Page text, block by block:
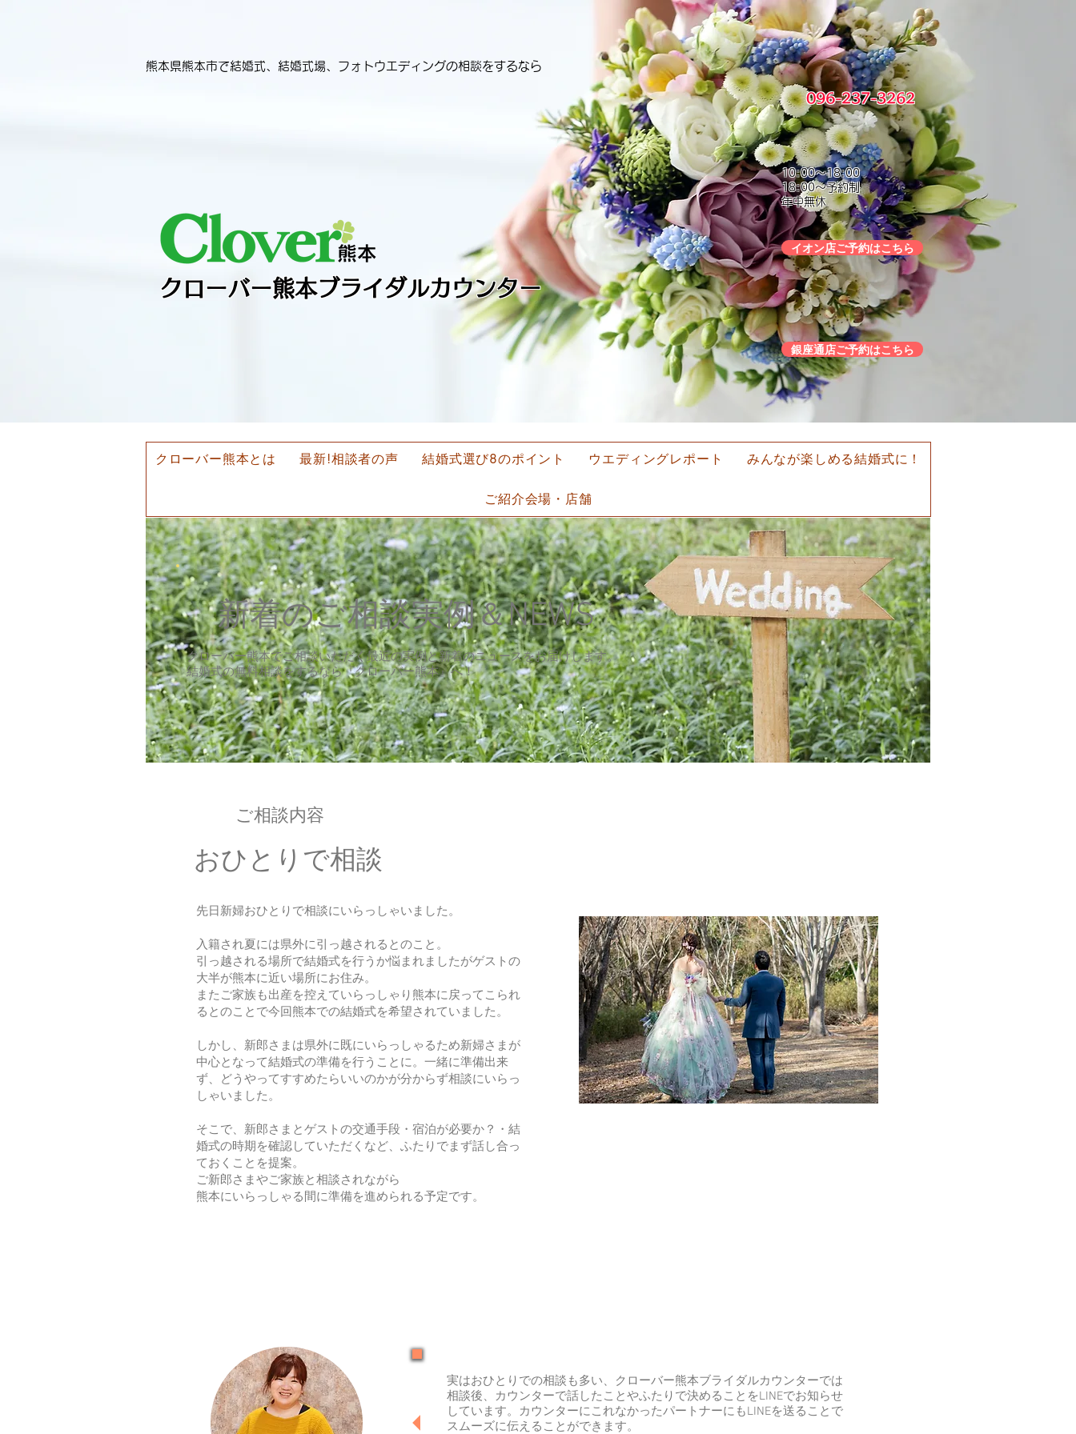
​熊本県熊本市で結婚式、結婚式場、フォトウエディングの相談をするなら
096-237-3262
10:00～18:00
18:00～予約制
年中無休
クローバー熊本ブライダルカウンター
イオン店ご予約はこちら
銀座通店ご予約はこちら
クローバー熊本とは 最新!相談者の声 結婚式選び8のポイント ウエディングレポート みんなが楽しめる結婚式に！
ご紹介会場・店舗
クローバー熊本でご相談いただく最近の実例と新着のニュースをお届けします。
​結婚式の無料相談をするなら『クローバー熊本』へ！
​新着のご相談実例＆NEWS​
​ご相談内容
​おひとりで相談
先日新婦おひとりで相談にいらっしゃいました。
入籍され夏には県外に引っ越されるとのこと。
引っ越される場所で結婚式を行うか悩まれましたがゲストの
大半が熊本に近い場所にお住み。
またご家族も出産を控えていらっしゃり熊本に戻ってこられ
るとのことで今回熊本での結婚式を希望されていました。
しかし、新郎さまは県外に既にいらっしゃるため新婦さまが
中心となって結婚式の準備を行うことに。一緒に準備出来
ず、どうやってすすめたらいいのかが分からず相談にいらっ
しゃいました。
そこで、新郎さまとゲストの交通手段・宿泊が必要か？・結
婚式の時期を確認していただくなど、ふたりでまず話し合っ
ておくことを提案。
ご新郎さまやご家族と相談されながら
熊本にいらっしゃる間に準備を進められる予定です。
実はおひとりでの相談も多い、クローバー熊本ブライダルカウンターでは
相談後、カウンターで話したことやふたりで決めることをLINEでお知らせ
しています。カウンターにこれなかったパートナーにもLINEを送ることで
スムーズに伝えることができます。